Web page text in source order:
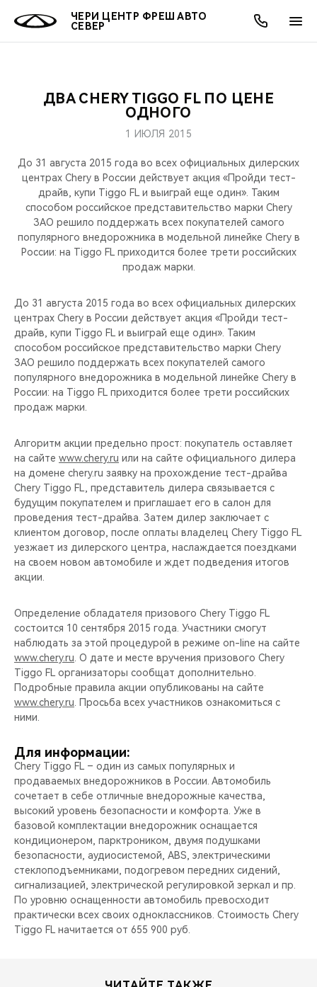
ЧЕРИ ЦЕНТР ФРЕШ АВТО
СЕВЕР
МОДЕЛИ
КРОССОВЕРЫ
СЕДАНЫ
ПОКУПАТЕЛЯМ
КРЕДИТ И СТРАХОВАНИЕ
ВЛАДЕЛЬЦАМ
ЗАПЧАСТИ И АКСЕССУАРЫ
ПОДДЕРЖКА
CHERY CONNECT
МИР CHERY
О БРЕНДЕ
CHERY В СОЦСЕТЯХ
ЛЮДИ CHERY
CHERY REMOTE
CHERY И СПОРТ
НАШИ МЕРОПРИЯТИЯ
CHERY ДЛЯ ДЕТЕЙ
АКЦИИ
ОНЛАЙН СЕРВИСЫ
КРЕДИТ
О КОМПАНИИ
МЫ В СОЦСЕТЯХ
ДВА CHERY TIGGO FL ПО ЦЕНЕ
ОДНОГО
1 ИЮЛЯ 2015
До 31 августа 2015 года во всех официальных дилерских
центрах Chery в России действует акция «Пройди тест-
драйв, купи Tiggo FL и выиграй еще один». Таким
способом российское представительство марки Chery
ЗАО решило поддержать всех покупателей самого
популярного внедорожника в модельной линейке Chery в
России: на Tiggo FL приходится более трети российских
продаж марки.
До 31 августа 2015 года во всех официальных дилерских
центрах Chery в России действует акция «Пройди тест-
драйв, купи Tiggo FL и выиграй еще один». Таким
способом российское представительство марки Chery
ЗАО решило поддержать всех покупателей самого
популярного внедорожника в модельной линейке Chery в
России: на Tiggo FL приходится более трети российских
продаж марки.
Алгоритм акции предельно прост: покупатель оставляет
на сайте www.chery.ru или на сайте официального дилера
на домене chery.ru заявку на прохождение тест-драйва
Chery Tiggo FL, представитель дилера связывается с
будущим покупателем и приглашает его в салон для
проведения тест-драйва. Затем дилер заключает с
клиентом договор, после оплаты владелец Chery Tiggo FL
уезжает из дилерского центра, наслаждается поездками
на своем новом автомобиле и ждет подведения итогов
акции.
Определение обладателя призового Chery Tiggo FL
состоится 10 сентября 2015 года. Участники смогут
наблюдать за этой процедурой в режиме on-line на сайте
www.chery.ru . О дате и месте вручения призового Chery
Tiggo FL организаторы сообщат дополнительно.
Подробные правила акции опубликованы на сайте
www.chery.ru . Просьба всех участников ознакомиться с
ними.
Для информации:
Chery Tiggo FL – один из самых популярных и
продаваемых внедорожников в России. Автомобиль
сочетает в себе отличные внедорожные качества,
высокий уровень безопасности и комфорта. Уже в
базовой комплектации внедорожник оснащается
кондиционером, парктроником, двумя подушками
безопасности, аудиосистемой, ABS, электрическими
стеклоподъемниками, подогревом передних сидений,
сигнализацией, электрической регулировкой зеркал и пр.
По уровню оснащенности автомобиль превосходит
практически всех своих одноклассников. Стоимость Chery
Tiggo FL начитается от 655 900 руб.